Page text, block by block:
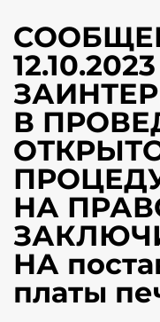
В
НА
НА
платы